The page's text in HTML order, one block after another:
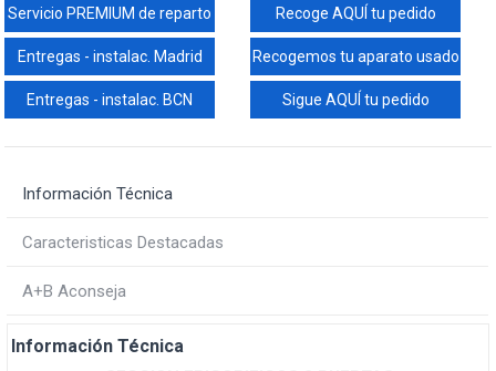
Servicio PREMIUM de reparto Recoge AQUÍ tu pedido
Entregas - instalac. Madrid Recogemos tu aparato usado
Entregas - instalac. BCN Sigue AQUÍ tu pedido
Información Técnica
Caracteristicas Destacadas
A+B Aconseja
Información Técnica